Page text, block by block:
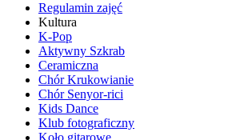
Regulamin zajęć
Kultura
K-Pop
Aktywny Szkrab
Ceramiczna
Chór Krukowianie
Chór Senyor-rici
Kids Dance
Klub fotograficzny